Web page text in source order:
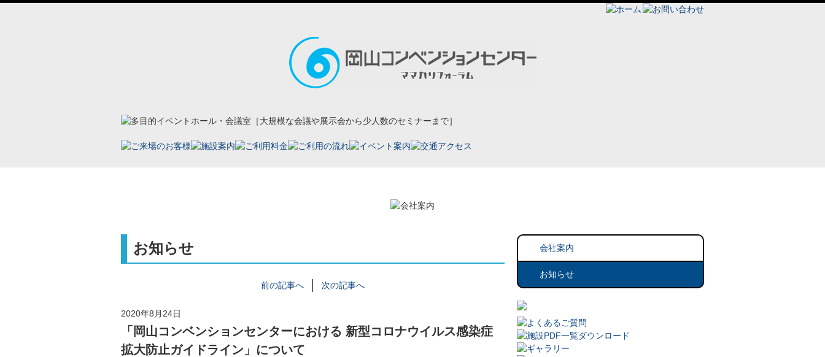
お知らせ
前の記事へ 次の記事へ
2020年8月24日
「岡山コンベンションセンターにおける 新型コロナウイルス感染症
拡大防止ガイドライン」について
会社案内
お知らせ